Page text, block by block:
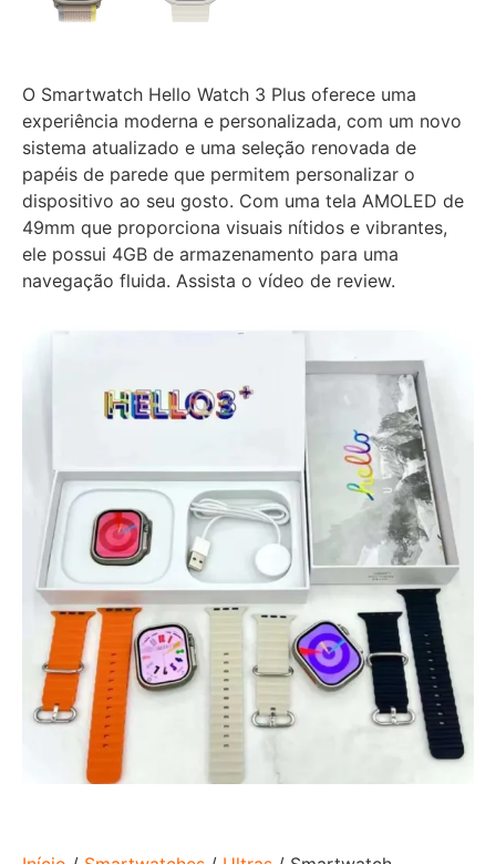
O Smartwatch Hello Watch 3 Plus oferece uma
experiência moderna e personalizada, com um novo
sistema atualizado e uma seleção renovada de
papéis de parede que permitem personalizar o
dispositivo ao seu gosto. Com uma tela AMOLED de
49mm que proporciona visuais nítidos e vibrantes,
ele possui 4GB de armazenamento para uma
navegação fluida. Assista o vídeo de review.